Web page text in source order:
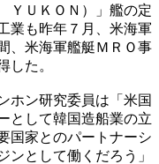
ＹＵＫＯＮ）」艦の定
業も昨年７月、米海軍
、米海軍艦艇ＭＲＯ事
した。
ホン研究委員は「米国
として韓国造船業の立
国家とのパートナーシ
ンとして働くだろう」